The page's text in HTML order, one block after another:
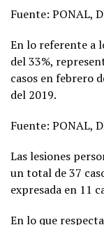
Fuente: PONAL,
En lo referente a
del 33%,
casos en febrero
del 2019.
Fuente: PONAL,
Las lesiones
un total de 37
expresada en 11
En lo que